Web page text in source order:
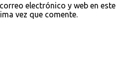
electrónico y web en este
vez que comente.